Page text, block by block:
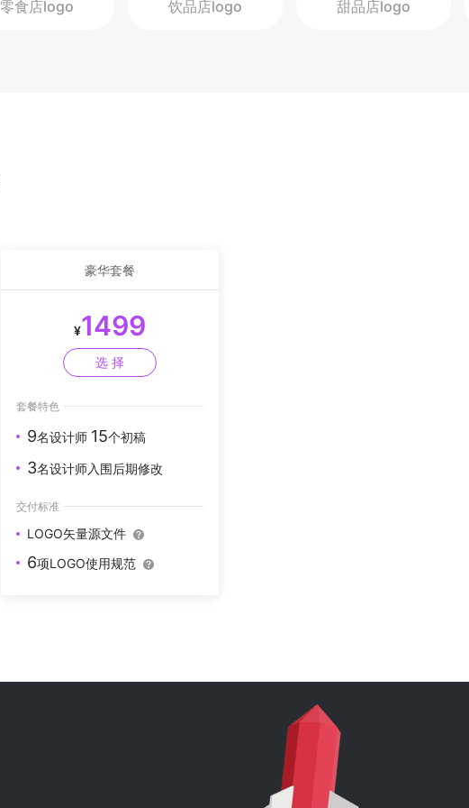
零食店logo 饮品店logo 甜品店logo
豪华套餐
¥1499
选 择
套餐特色
9名设计师 15个初稿
3名设计师入围后期修改
交付标准
LOGO矢量源文件
6项LOGO使用规范